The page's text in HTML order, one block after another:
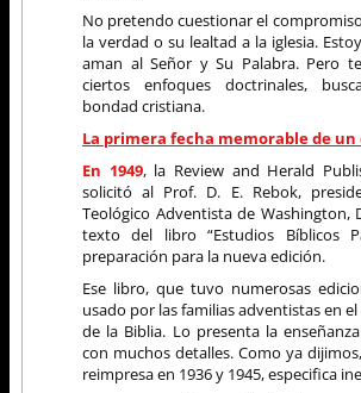
No pretendo cuestionar el
la verdad o su lealtad a la iglesia.
aman al Señor y Su Palabra. Pero
ciertos enfoques doctrinales,
bondad cristiana.
La primera fecha memorable de
En 1949, la Review and Herald
solicitó al Prof. D. E. Rebok,
Teológico Adventista de Washington,
texto del libro “Estudios Bíblicos
preparación para la nueva edición.
Ese libro, que tuvo numerosas
usado por las familias adventistas en
de la Biblia. Lo presenta la
con muchos detalles. Como ya
reimpresa en 1936 y 1945, especifica